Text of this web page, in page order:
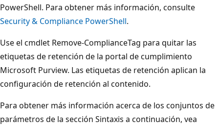
PowerShell. Para obtener más información, consulte
Security & Compliance PowerShell.
Use el cmdlet Remove-ComplianceTag para quitar las
etiquetas de retención de la portal de cumplimiento
Microsoft Purview. Las etiquetas de retención aplican la
configuración de retención al contenido.
Para obtener más información acerca de los conjuntos de
parámetros de la sección Sintaxis a continuación, vea